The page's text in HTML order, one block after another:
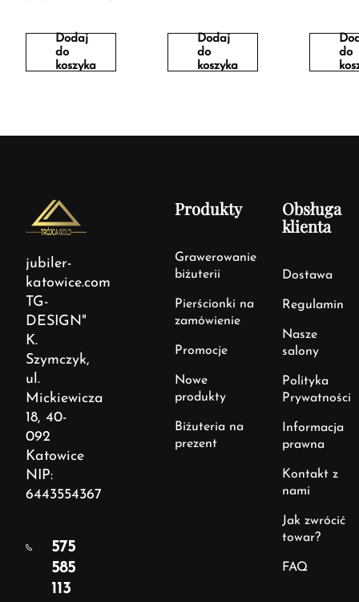
Dodaj
do
koszyka
Dodaj
do
koszyka
do
jubiler-
katowice.com
TG-
DESIGN"
K.
Szymczyk,
ul.
Mickiewicza
18, 40-
092
Katowice
NIP:
6443554367
575
585
113
Produkty
Grawerowanie
biżuterii
Pierścionki na
zamówienie
Promocje
Nowe
produkty
Biżuteria na
prezent
Obsługa
klienta
Dostawa
Regulamin
Nasze
salony
Polityka
Prywatności
Informacja
prawna
Kontakt z
nami
Jak zwrócić
towar?
FAQ